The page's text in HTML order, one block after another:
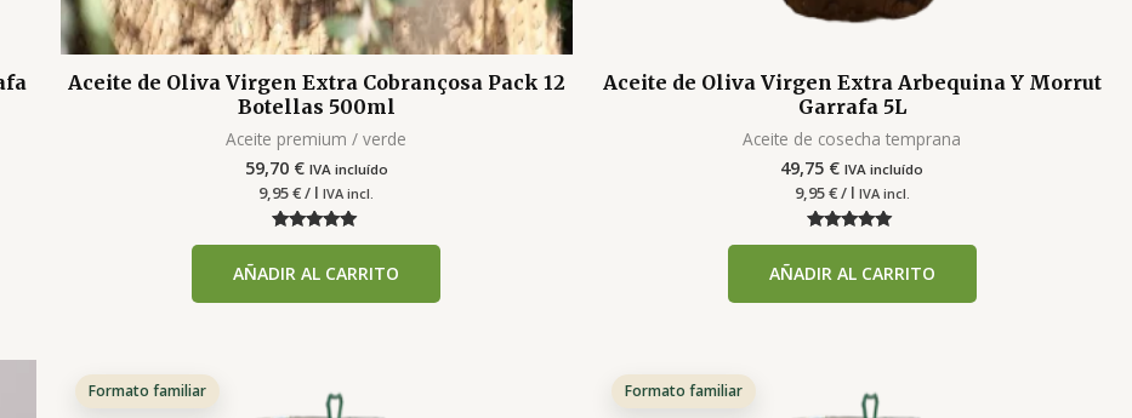
Aceite de Oliva Virgen Extra Cobrançosa Pack 12
Botellas 500ml
Aceite premium / verde
59,70 € IVA incluído
9,95€/ lIVA incl.
Valorado con
de 5
AÑADIR AL CARRITO
Aceite de Oliva Virgen Extra Arbequina Y Morrut
Garrafa 5L
Aceite de cosecha temprana
49,75 € IVA incluído
9,95€/ l IVA incl.
Valorado con
de 5
AÑADIR AL CARRITO
Formato familiar Formato familiar